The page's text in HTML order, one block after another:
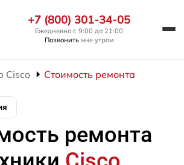
+7 (800) 301-34-05
Ежедневно с 9:00 до 21:00
Позвонить мне утром
Cisco Стоимость ремонта
ремонта